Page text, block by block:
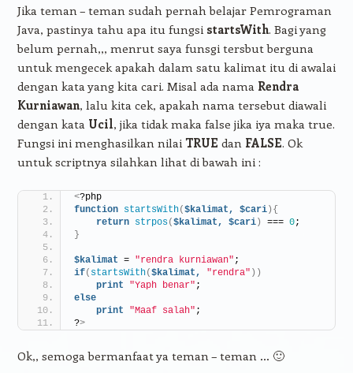
Jika teman – teman sudah pernah belajar Pemrograman
Java, pastinya tahu apa itu fungsi startsWith. Bagi yang
belum pernah,,, menrut saya funsgi tersbut berguna
untuk mengecek apakah dalam satu kalimat itu di awalai
dengan kata yang kita cari. Misal ada nama Rendra
Kurniawan, lalu kita cek, apakah nama tersebut diawali
dengan kata Ucil, jika tidak maka false jika iya maka true.
Fungsi ini menghasilkan nilai TRUE dan FALSE. Ok
untuk scriptnya silahkan lihat di bawah ini :
<?php
function startsWith($kalimat, $cari){
return strpos($kalimat, $cari) === 0;
}
$kalimat = "rendra kurniawan" ;
if( startsWith($kalimat, "rendra" ))
print
"Yaph benar" ;
else
print
"Maaf salah" ;
?>
Ok,, semoga bermanfaat ya teman – teman … 🙂